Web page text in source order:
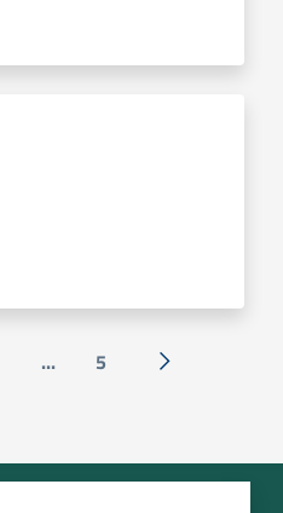
... 5 Successiva »